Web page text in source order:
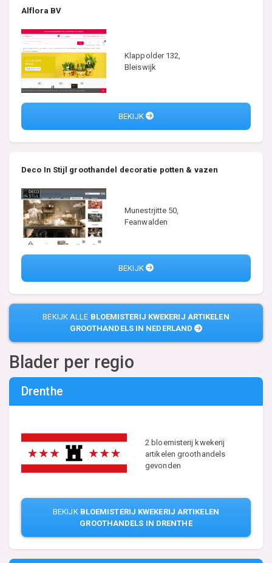
Alflora BV
Klappolder 132,
Bleiswijk
BEKIJK
Deco In Stijl groothandel decoratie potten & vazen
Munestrjitte 50,
Feanwalden
BEKIJK
BEKIJK ALLE BLOEMISTERIJ KWEKERIJ ARTIKELEN
GROOTHANDELS IN NEDERLAND
Blader per regio
Drenthe
2 bloemisterij kwekerij
artikelen groothandels
gevonden
BEKIJK BLOEMISTERIJ KWEKERIJ ARTIKELEN
GROOTHANDELS IN DRENTHE